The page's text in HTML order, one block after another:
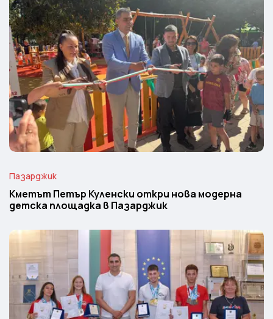
Пазарджик
Кметът Петър Куленски откри нова модерна
детска площадка в Пазарджик